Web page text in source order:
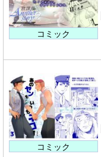
コミック
コミック